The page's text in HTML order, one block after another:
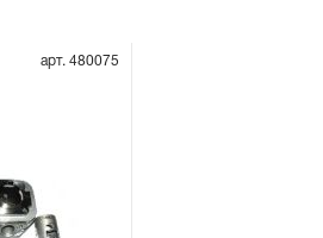
на мотоблок
арт. 480075